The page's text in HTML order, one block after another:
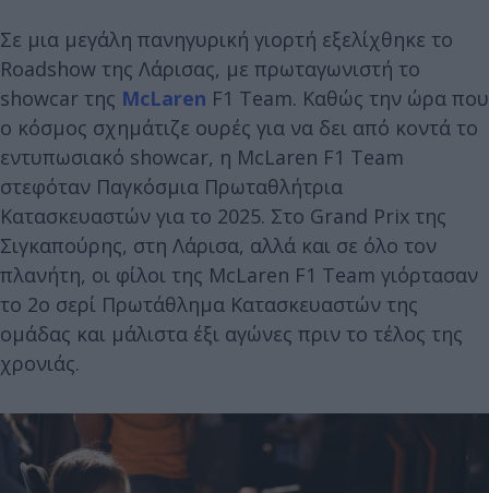
Σε μια μεγάλη πανηγυρική γιορτή εξελίχθηκε το
Roadshow της Λάρισας, με πρωταγωνιστή το
showcar της McLaren F1 Team. Καθώς την ώρα που
ο κόσμος σχημάτιζε ουρές για να δει από κοντά το
εντυπωσιακό showcar, η McLaren F1 Team
στεφόταν Παγκόσμια Πρωταθλήτρια
Κατασκευαστών για το 2025. Στο Grand Prix της
Σιγκαπούρης, στη Λάρισα, αλλά και σε όλο τον
πλανήτη, οι φίλοι της McLaren F1 Team γιόρτασαν
το 2ο σερί Πρωτάθλημα Κατασκευαστών της
ομάδας και μάλιστα έξι αγώνες πριν το τέλος της
χρονιάς.